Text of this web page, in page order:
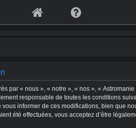
par « nous », « notre », « nos », «
responsable de toutes les conditions
informer de ces modifications, bien que
été effectuées, vous acceptez d’être